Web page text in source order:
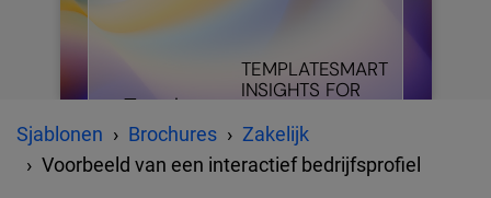
Sjablonen Brochures
Zakelijk
Voorbeeld van een interactief bedrijfsprofiel